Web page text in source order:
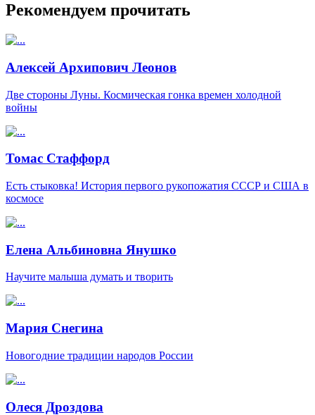
Рекомендуем прочитать
Алексей Архипович Леонов
Две стороны Луны. Космическая гонка времен холодной
войны
Томас Стаффорд
Есть стыковка! История первого рукопожатия СССР и США в
космосе
Елена Альбиновна Янушко
Научите малыша думать и творить
Мария Снегина
Новогодние традиции народов России
Олеся Дроздова